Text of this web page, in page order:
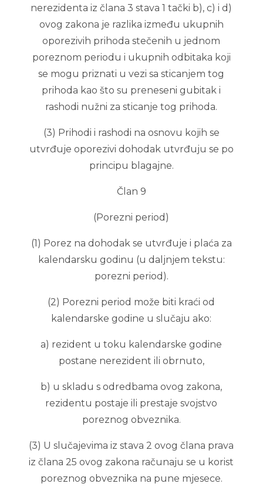
nerezidenta iz člana 3 stava 1 tački b), c) i d)
ovog zakona je razlika između ukupnih
oporezivih prihoda stečenih u jednom
poreznom periodu i ukupnih odbitaka koji
se mogu priznati u vezi sa sticanjem tog
prihoda kao što su preneseni gubitak i
rashodi nužni za sticanje tog prihoda.
(3) Prihodi i rashodi na osnovu kojih se
utvrđuje oporezivi dohodak utvrđuju se po
principu blagajne.
Član 9
(Porezni period)
(1) Porez na dohodak se utvrđuje i plaća za
kalendarsku godinu (u daljnjem tekstu:
porezni period).
(2) Porezni period može biti kraći od
kalendarske godine u slučaju ako:
a) rezident u toku kalendarske godine
postane nerezident ili obrnuto,
b) u skladu s odredbama ovog zakona,
rezidentu postaje ili prestaje svojstvo
poreznog obveznika.
(3) U slučajevima iz stava 2 ovog člana prava
iz člana 25 ovog zakona računaju se u korist
poreznog obveznika na pune mjesece.